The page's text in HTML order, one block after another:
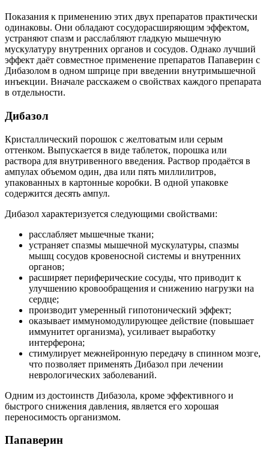
Показания к применению этих двух препаратов практически
одинаковы. Они обладают сосудорасширяющим эффектом,
устраняют спазм и расслабляют гладкую мышечную
мускулатуру внутренних органов и сосудов. Однако лучший
эффект даёт совместное применение препаратов Папаверин с
Дибазолом в одном шприце при введении внутримышечной
инъекции. Вначале расскажем о свойствах каждого препарата
в отдельности.
Дибазол
Кристаллический порошок с желтоватым или серым
оттенком. Выпускается в виде таблеток, порошка или
раствора для внутривенного введения. Раствор продаётся в
ампулах объемом один, два или пять миллилитров,
упакованных в картонные коробки. В одной упаковке
содержится десять ампул.
Дибазол характеризуется следующими свойствами:
расслабляет мышечные ткани;
устраняет спазмы мышечной мускулатуры, спазмы
мышц сосудов кровеносной системы и внутренних
органов;
расширяет периферические сосуды, что приводит к
улучшению кровообращения и снижению нагрузки на
сердце;
производит умеренный гипотонический эффект;
оказывает иммуномодулирующее действие (повышает
иммунитет организма), усиливает выработку
интерферона;
стимулирует межнейронную передачу в спинном мозге,
что позволяет применять Дибазол при лечении
неврологических заболеваний.
Одним из достоинств Дибазола, кроме эффективного и
быстрого снижения давления, является его хорошая
переносимость организмом.
Папаверин